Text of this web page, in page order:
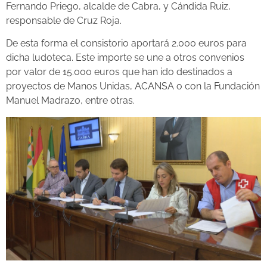
Fernando Priego, alcalde de Cabra, y Cándida Ruiz,
responsable de Cruz Roja.
De esta forma el consistorio aportará 2.000 euros para
dicha ludoteca. Este importe se une a otros convenios
por valor de 15.000 euros que han ido destinados a
proyectos de Manos Unidas, ACANSA o con la Fundación
Manuel Madrazo, entre otras.